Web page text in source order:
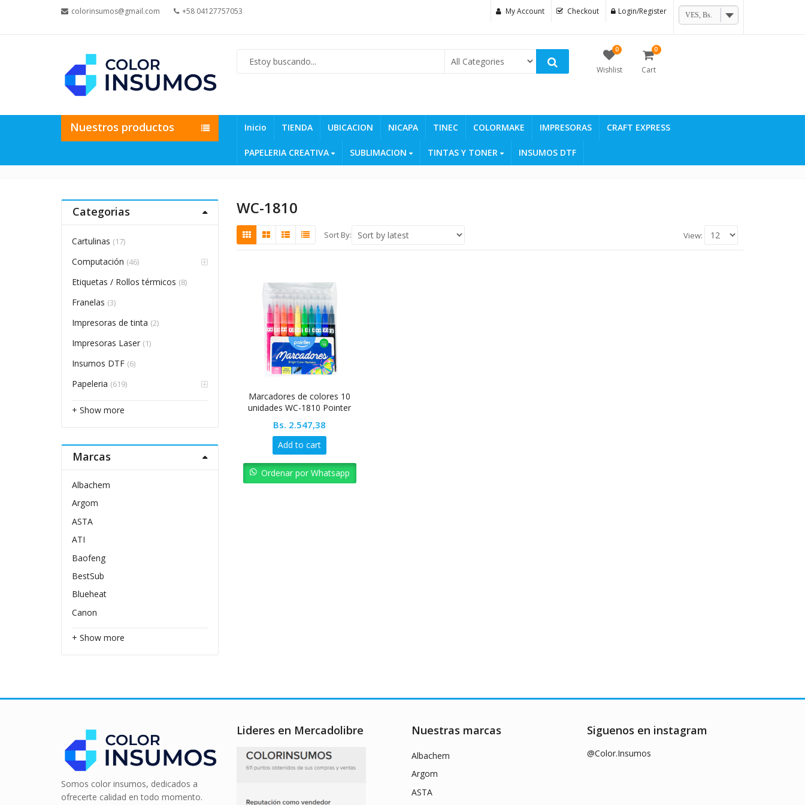
colorinsumos@gmail.com +58 04127757053 My Account Checkout Login/Register VES, Bs.
0
Wishlist
0
Cart
Nuestros productos Inicio TIENDA UBICACION NICAPA TINEC COLORMAKE IMPRESORAS CRAFT EXPRESS
PAPELERIA CREATIVA SUBLIMACION TINTAS Y TONER INSUMOS DTF
WC-1810
Sort By: View:
Marcadores de colores 10
unidades WC-1810 Pointer
Bs. 2.547,38
Add to cart
Ordenar por Whatsapp
Categorias
Cartulinas (17)
Computación (46)
Etiquetas / Rollos térmicos (8)
Franelas (3)
Impresoras de tinta (2)
Impresoras Laser (1)
Insumos DTF (6)
Papeleria (619)
+ Show more
Marcas
Albachem
Argom
ASTA
ATI
Baofeng
BestSub
Blueheat
Canon
+ Show more
Somos color insumos, dedicados a
ofrecerte calidad en todo momento.
Lideres en Mercadolibre Nuestras marcas
Albachem
Argom
ASTA
Siguenos en instagram
@Color.Insumos